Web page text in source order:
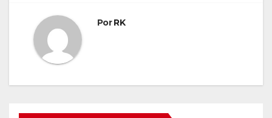
PorRK